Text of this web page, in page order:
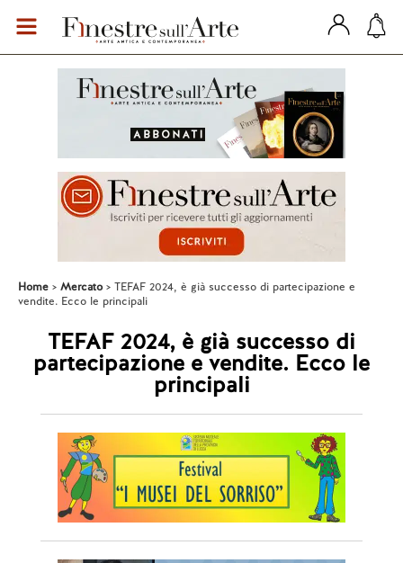
Home Mercato
TEFAF 2024, è già successo di partecipazione e
vendite. Ecco le principali
TEFAF 2024, è già successo di
partecipazione e vendite. Ecco le
principali